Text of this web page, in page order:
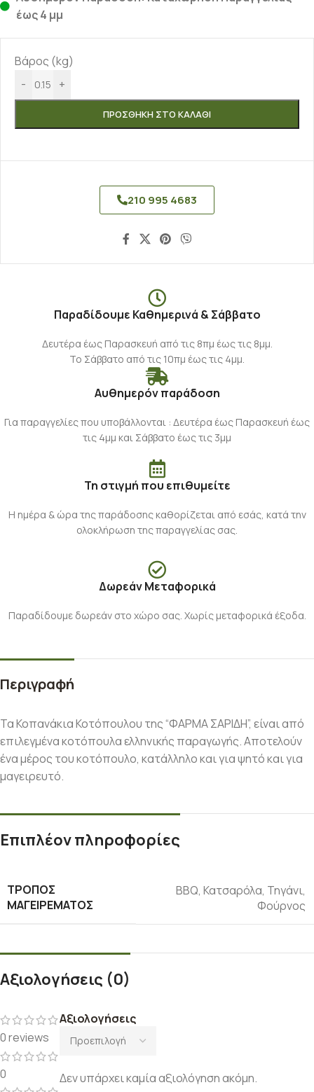
έως 4 μμ
Βάρος (kg)
-
+
ΠΡΟΣΘΉΚΗ ΣΤΟ ΚΑΛΆΘΙ
210 995 4683
Παραδίδουμε Καθημερινά & Σάββατο
Δευτέρα έως Παρασκευή από τις 8πμ έως τις 8μμ.
Το Σάββατο από τις 10πμ έως τις 4μμ.
Αυθημερόν παράδοση
Για παραγγελίες που υποβάλλονται : Δευτέρα έως Παρασκευή έως
τις 4μμ και Σάββατο έως τις 3μμ
Τη στιγμή που επιθυμείτε
Η ημέρα & ώρα της παράδοσης καθορίζεται από εσάς, κατά την
ολοκλήρωση της παραγγελίας σας.
Δωρεάν Μεταφορικά
Παραδίδουμε δωρεάν στο χώρο σας. Χωρίς μεταφορικά έξοδα.
Περιγραφή
Τα Κοπανάκια Κοτόπουλου της “ΦΑΡΜΑ ΣΑΡΙΔΗ”, είναι από
επιλεγμένα κοτόπουλα ελληνικής παραγωγής. Αποτελούν
ένα μέρος του κοτόπουλο, κατάλληλο και για ψητό και για
μαγειρευτό.
Επιπλέον πληροφορίες
ΤΡΌΠΟΣ
ΜΑΓΕΙΡΈΜΑΤΟΣ
ΒΒQ, Κατσαρόλα, Τηγάνι,
Φούρνος
Αξιολογήσεις (0)
0 reviews
0
Αξιολογήσεις
Δεν υπάρχει καμία αξιολόγηση ακόμη.